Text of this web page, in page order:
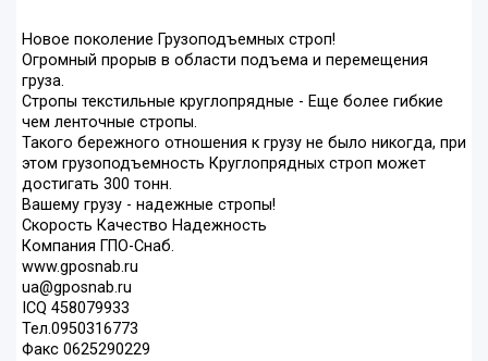
Новое поколение Грузоподъемных строп!
Огромный прорыв в области подъема и перемещения
груза.
Стропы текстильные круглопрядные - Еще более гибкие
чем ленточные стропы.
Такого бережного отношения к грузу не было никогда, при
этом грузоподъемность Круглопрядных строп может
достигать 300 тонн.
Вашему грузу - надежные стропы!
Скорость Качество Надежность
Компания ГПО-Снаб.
www.gposnab.ru
ua@gposnab.ru
ICQ 458079933
Тел.0950316773
Факс 0625290229